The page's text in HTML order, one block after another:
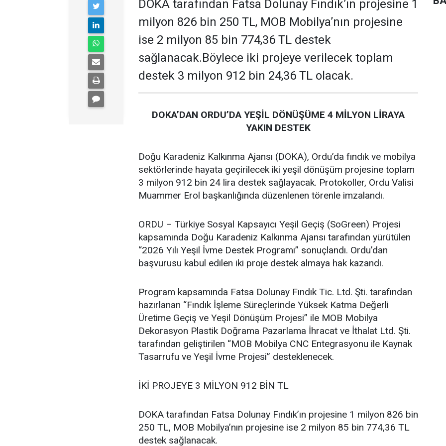
DOKA tarafından Fatsa Dolunay Fındık’ın projesine 1
milyon 826 bin 250 TL, MOB Mobilya’nın projesine
ise 2 milyon 85 bin 774,36 TL destek
sağlanacak.Böylece iki projeye verilecek toplam
destek 3 milyon 912 bin 24,36 TL olacak.
DOKA’DAN ORDU’DA YEŞİL DÖNÜŞÜME 4 MİLYON LİRAYA
YAKIN DESTEK
Doğu Karadeniz Kalkınma Ajansı (DOKA), Ordu’da fındık ve mobilya
sektörlerinde hayata geçirilecek iki yeşil dönüşüm projesine toplam
3 milyon 912 bin 24 lira destek sağlayacak. Protokoller, Ordu Valisi
Muammer Erol başkanlığında düzenlenen törenle imzalandı.
ORDU – Türkiye Sosyal Kapsayıcı Yeşil Geçiş (SoGreen) Projesi
kapsamında Doğu Karadeniz Kalkınma Ajansı tarafından yürütülen
“2026 Yılı Yeşil İvme Destek Programı” sonuçlandı. Ordu’dan
başvurusu kabul edilen iki proje destek almaya hak kazandı.
Program kapsamında Fatsa Dolunay Fındık Tic. Ltd. Şti. tarafından
hazırlanan “Fındık İşleme Süreçlerinde Yüksek Katma Değerli
Üretime Geçiş ve Yeşil Dönüşüm Projesi” ile MOB Mobilya
Dekorasyon Plastik Doğrama Pazarlama İhracat ve İthalat Ltd. Şti.
tarafından geliştirilen “MOB Mobilya CNC Entegrasyonu ile Kaynak
Tasarrufu ve Yeşil İvme Projesi” desteklenecek.
İKİ PROJEYE 3 MİLYON 912 BİN TL
DOKA tarafından Fatsa Dolunay Fındık’ın projesine 1 milyon 826 bin
250 TL, MOB Mobilya’nın projesine ise 2 milyon 85 bin 774,36 TL
destek sağlanacak.